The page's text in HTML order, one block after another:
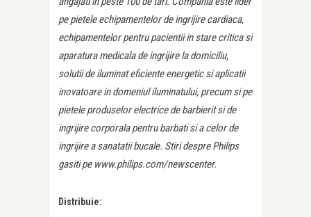
pe pietele echipamentelor de ingrijire cardiaca,
echipamentelor pentru pacientii in stare critica si
aparatura medicala de ingrijire la domiciliu,
solutii de iluminat eficiente energetic si aplicatii
inovatoare in domeniul iluminatului, precum si pe
pietele produselor electrice de barbierit si de
ingrijire corporala pentru barbati si a celor de
ingrijire a sanatatii bucale. Stiri despre Philips
gasiti pe www.philips.com/newscenter.
Distribuie: